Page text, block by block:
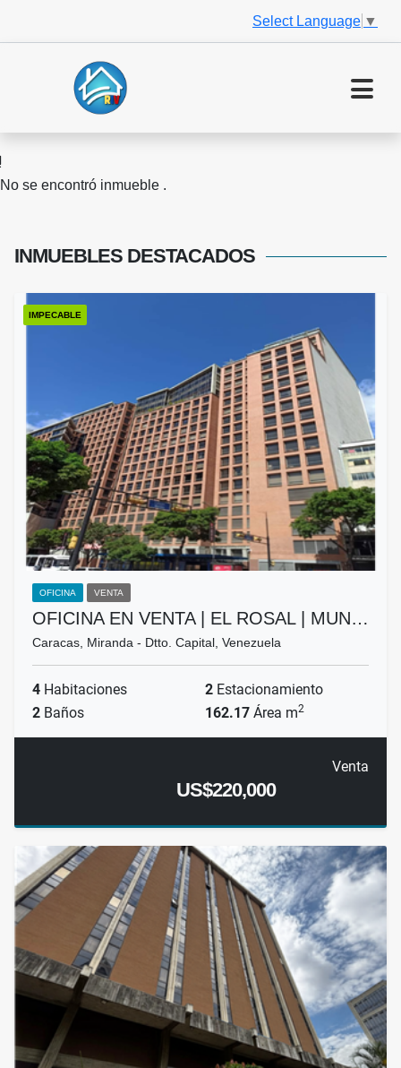
Select Language ▼
No se encontró inmueble .
INMUEBLES DESTACADOS
IMPECABLE
OFICINA VENTA
OFICINA EN VENTA | EL ROSAL | MUN…
Caracas, Miranda - Dtto. Capital, Venezuela
4 Habitaciones 2 Estacionamiento
2 Baños 162.17 Área m2
Venta
US$220,000